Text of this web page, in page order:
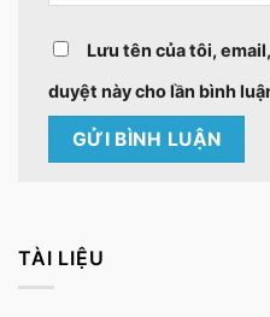
TÀI LIỆU
Lưu tên của tôi,
duyệt này cho lần bình